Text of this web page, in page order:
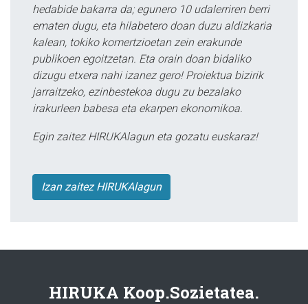
hedabide bakarra da; egunero 10 udalerriren berri
ematen dugu, eta hilabetero doan duzu aldizkaria
kalean, tokiko komertzioetan zein erakunde
publikoen egoitzetan. Eta orain doan bidaliko
dizugu etxera nahi izanez gero! Proiektua bizirik
jarraitzeko, ezinbestekoa dugu zu bezalako
irakurleen babesa eta ekarpen ekonomikoa.
Egin zaitez HIRUKAlagun eta gozatu euskaraz!
Izan zaitez HIRUKAlagun
HIRUKA Koop.Sozietatea.